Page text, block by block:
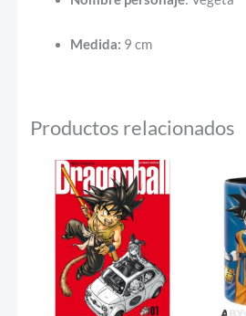
Medida: 9 cm
Productos relacionados